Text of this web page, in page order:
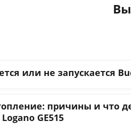
или не запускается
причины и что
GE515